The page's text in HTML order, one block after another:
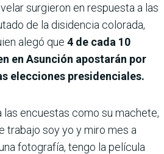
surgieron en respuesta a las
de la disidencia colorada,
alegó que 4 de cada 10
en Asunción apostarán por
elecciones presidenciales.
las encuestas como su machete,
trabajo soy yo y miro mes a
fotografía, tengo la película